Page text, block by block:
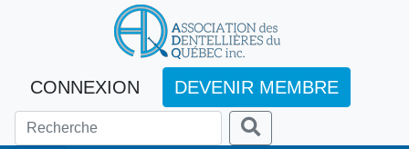
CONNEXION DEVENIR MEMBRE